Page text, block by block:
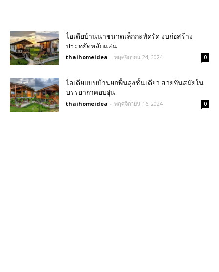
ไอเดียบ้านนาขนาดเล็กกะทัดรัด งบก่อสร้าง
ประหยัดหลักแสน
thaihomeidea - พฤศจิกายน 24, 2024 0
ไอเดียแบบบ้านยกพื้นสูงชั้นเดียว สวยทันสมัยใน
บรรยากาศอบอุ่น
thaihomeidea - พฤศจิกายน 16, 2024 0